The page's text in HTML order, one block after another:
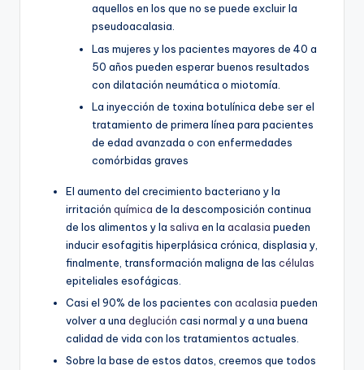
aquellos en los que no se puede excluir la
pseudoacalasia.
Las mujeres y los pacientes mayores de 40 a
50 años pueden esperar buenos resultados
con dilatación neumática o miotomía.
La inyección de toxina botulínica debe ser el
tratamiento de primera línea para pacientes
de edad avanzada o con enfermedades
comórbidas graves
El aumento del crecimiento bacteriano y la
irritación química de la descomposición continua
de los alimentos y la saliva en la acalasia pueden
inducir esofagitis hiperplásica crónica, displasia y,
finalmente, transformación maligna de las células
epiteliales esofágicas.
Casi el 90% de los pacientes con acalasia pueden
volver a una deglución casi normal y a una buena
calidad de vida con los tratamientos actuales.
Sobre la base de estos datos, creemos que todos